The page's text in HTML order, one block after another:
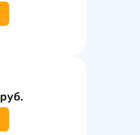
руб.